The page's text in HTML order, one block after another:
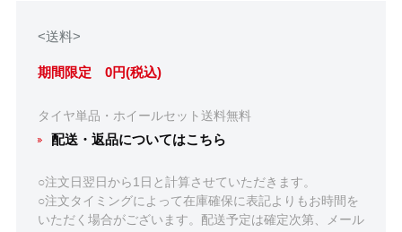
<送料>
期間限定 0円(税込)
タイヤ単品・ホイールセット送料無料
配送・返品についてはこちら
○注文日翌日から1日と計算させていただきます。
○注文タイミングによって在庫確保に表記よりもお時間を
いただく場合がございます。配送予定は確定次第、メール